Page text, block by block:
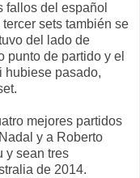
fallos del español
sets también se
del lado de
punto de partido y el
hubiese pasado,
mejores partidos
y a Roberto
y sean tres
de 2014.